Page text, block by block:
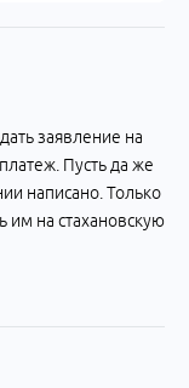
заявление на
Пусть да же
написано. Только
им на стахановскую